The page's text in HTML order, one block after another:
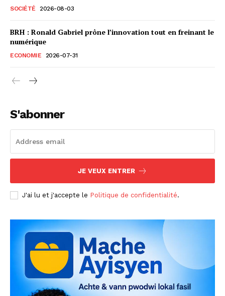
SOCIÉTÉ 2026-08-03
BRH : Ronald Gabriel prône l’innovation tout en freinant le
numérique
ECONOMIE 2026-07-31
S'abonner
JE VEUX ENTRER
J'ai lu et j'accepte le Politique de confidentialité.